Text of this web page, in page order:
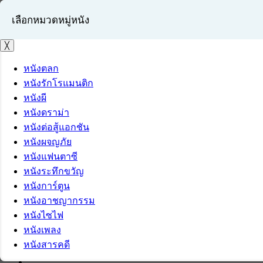
เข้าสู่ระบบ
สมัครสมาชิก
เลือกหมวดหมู่หนัง
╳
หนังตลก
หนังรักโรแมนติก
หนังผี
หนังดราม่า
หนังต่อสู้แอกชัน
หนังผจญภัย
หนังแฟนตาซี
หนังระทึกขวัญ
หนังการ์ตูน
หนังอาชญากรรม
หนังไซไฟ
หนังเพลง
หนังสารคดี